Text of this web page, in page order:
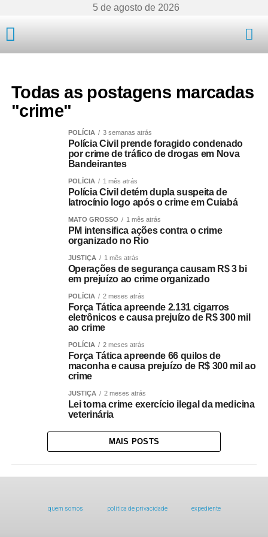
5 de agosto de 2026
Todas as postagens marcadas
"crime"
POLÍCIA 3 semanas atrás
Polícia Civil prende foragido condenado
por crime de tráfico de drogas em Nova
Bandeirantes
POLÍCIA 1 mês atrás
Polícia Civil detém dupla suspeita de
latrocínio logo após o crime em Cuiabá
MATO GROSSO 1 mês atrás
PM intensifica ações contra o crime
organizado no Rio
JUSTIÇA 1 mês atrás
Operações de segurança causam R$ 3 bi
em prejuízo ao crime organizado
POLÍCIA 2 meses atrás
Força Tática apreende 2.131 cigarros
eletrônicos e causa prejuízo de R$ 300 mil
ao crime
POLÍCIA 2 meses atrás
Força Tática apreende 66 quilos de
maconha e causa prejuízo de R$ 300 mil ao
crime
JUSTIÇA 2 meses atrás
Lei torna crime exercício ilegal da medicina
veterinária
MAIS POSTS
quem somos política de privacidade expediente